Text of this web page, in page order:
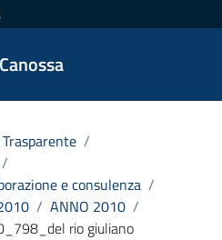
/
/
e consulenza /
/ ANNO 2010 /
rio giuliano